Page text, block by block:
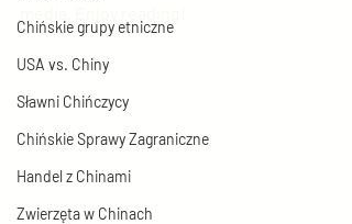
Chińskie grupy etniczne
USA vs. Chiny
Sławni Chińczycy
Chińskie Sprawy Zagraniczne
Handel z Chinami
Zwierzęta w Chinach